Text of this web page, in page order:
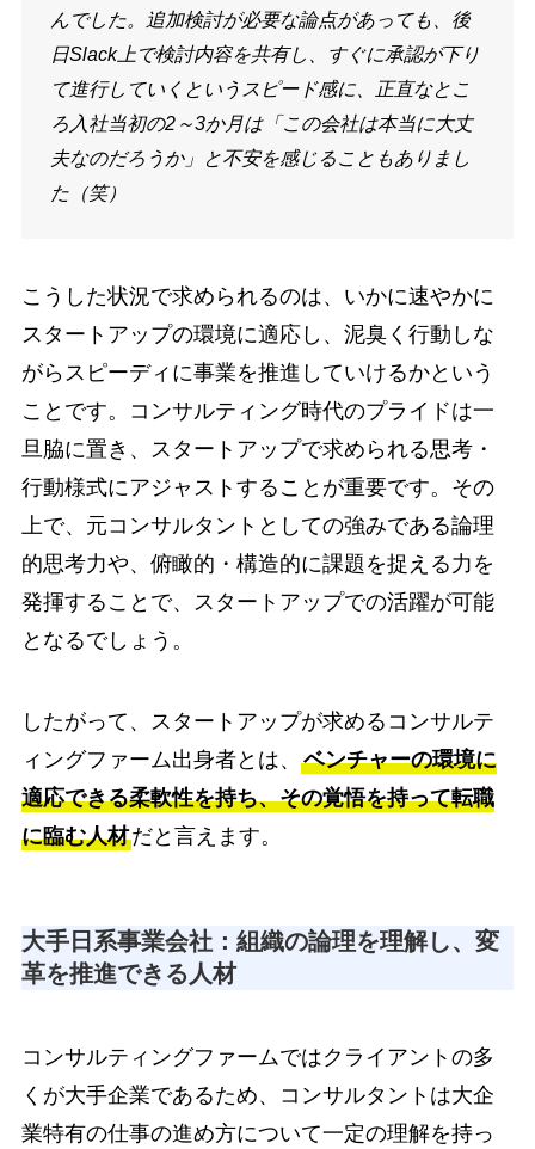
んでした。追加検討が必要な論点があっても、後
日Slack上で検討内容を共有し、すぐに承認が下り
て進行していくというスピード感に、正直なとこ
ろ入社当初の2～3か月は「この会社は本当に大丈
夫なのだろうか」と不安を感じることもありまし
た（笑）
こうした状況で求められるのは、いかに速やかに
スタートアップの環境に適応し、泥臭く行動しな
がらスピーディに事業を推進していけるかという
ことです。コンサルティング時代のプライドは一
旦脇に置き、スタートアップで求められる思考・
行動様式にアジャストすることが重要です。その
上で、元コンサルタントとしての強みである論理
的思考力や、俯瞰的・構造的に課題を捉える力を
発揮することで、スタートアップでの活躍が可能
となるでしょう。
したがって、スタートアップが求めるコンサルテ
ィングファーム出身者とは、 ベンチャーの環境に
適応できる柔軟性を持ち、その覚悟を持って転職
に臨む人材だと言えます。
大手日系事業会社：組織の論理を理解し、変
革を推進できる人材
コンサルティングファームではクライアントの多
くが大手企業であるため、コンサルタントは大企
業特有の仕事の進め方について一定の理解を持っ